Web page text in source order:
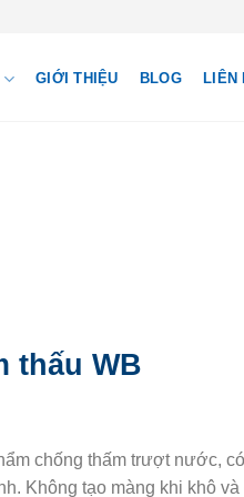
GIỚI THIỆU BLOG LIÊN
thấu WB
chống thấm trượt nước,
Không tạo màng khi khô